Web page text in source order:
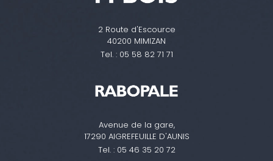
2 Route d'Escource
40200 MIMIZAN
Tel. : 05 58 82 71 71
Avenue de la gare,
17290 AIGREFEUILLE D'AUNIS
Tel. : 05 46 35 20 72